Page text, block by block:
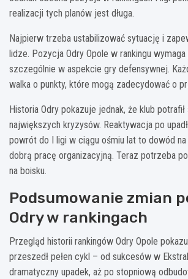
realizacji tych planów jest długa.
Najpierw trzeba ustabilizować sytuację i
lidze. Pozycja Odry Opole w rankingu
szczególnie w aspekcie gry defensywnej.
walka o punkty, które mogą zadecydować o
Historia Odry pokazuje jednak, że klub
największych kryzysów. Reaktywacja po
powrót do I ligi w ciągu ośmiu lat to dowód
dobrą pracę organizacyjną. Teraz potrzeba
na boisku.
Podsumowanie zmian
Odry w rankingach
Przegląd historii rankingów Odry Opole
przeszedł pełen cykl – od sukcesów w
dramatyczny upadek, aż po stopniową